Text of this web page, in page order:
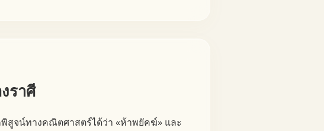
ราศี
สูจน์ทางคณิตศาสตร์ได้ว่า «ห้าพยัคฆ์» และ